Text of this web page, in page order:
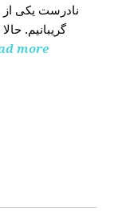
نادرست یکی
گریبانیم.
more